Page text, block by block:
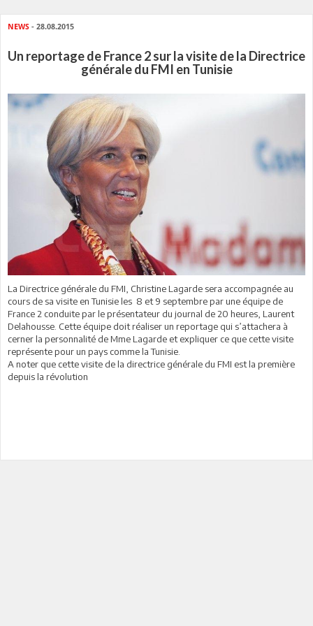
NEWS - 28.08.2015
Un reportage de France 2 sur la visite de la Directrice
générale du FMI en Tunisie
La Directrice générale du FMI, Christine Lagarde sera accompagnée au
cours de sa visite en Tunisie les 8 et 9 septembre par une équipe de
France 2 conduite par le présentateur du journal de 20 heures, Laurent
Delahousse. Cette équipe doit réaliser un reportage qui s’attachera à
cerner la personnalité de Mme Lagarde et expliquer ce que cette visite
représente pour un pays comme la Tunisie.
A noter que cette visite de la directrice générale du FMI est la première
depuis la révolution